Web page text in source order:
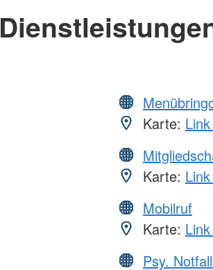
Karte:
Karte:
Mobilruf
Karte:
Psy.